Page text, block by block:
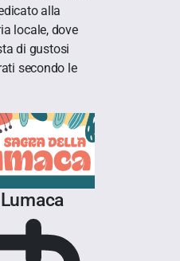
alla
locale, dove
di gustosi
secondo le